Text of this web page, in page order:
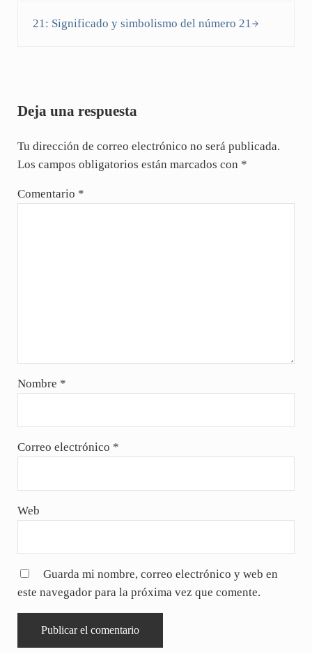
21: Significado y simbolismo del número 21
Deja una respuesta
Tu dirección de correo electrónico no será publicada.
Los campos obligatorios están marcados con *
Comentario *
Nombre *
Correo electrónico *
Web
Guarda mi nombre, correo electrónico y web en
este navegador para la próxima vez que comente.